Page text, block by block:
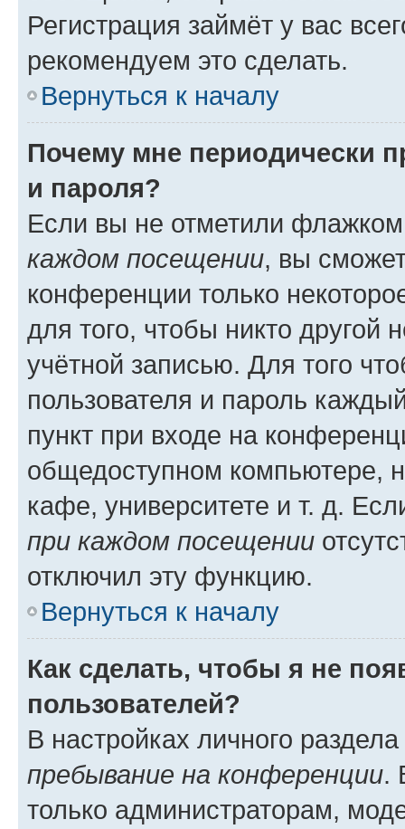
Регистрация займёт у вас
рекомендуем это сделать.
Вернуться к началу
Почему мне периодически
и пароля?
Если вы не отметили
каждом посещении, вы
конференции только
для того, чтобы никто другой
учётной записью. Для того
пользователя и пароль
пункт при входе на
общедоступном компьютере,
кафе, университете и т. д.
при каждом посещении
отключил эту функцию.
Вернуться к началу
Как сделать, чтобы я не
пользователей?
В настройках личного
пребывание на конференции.
только администраторам,